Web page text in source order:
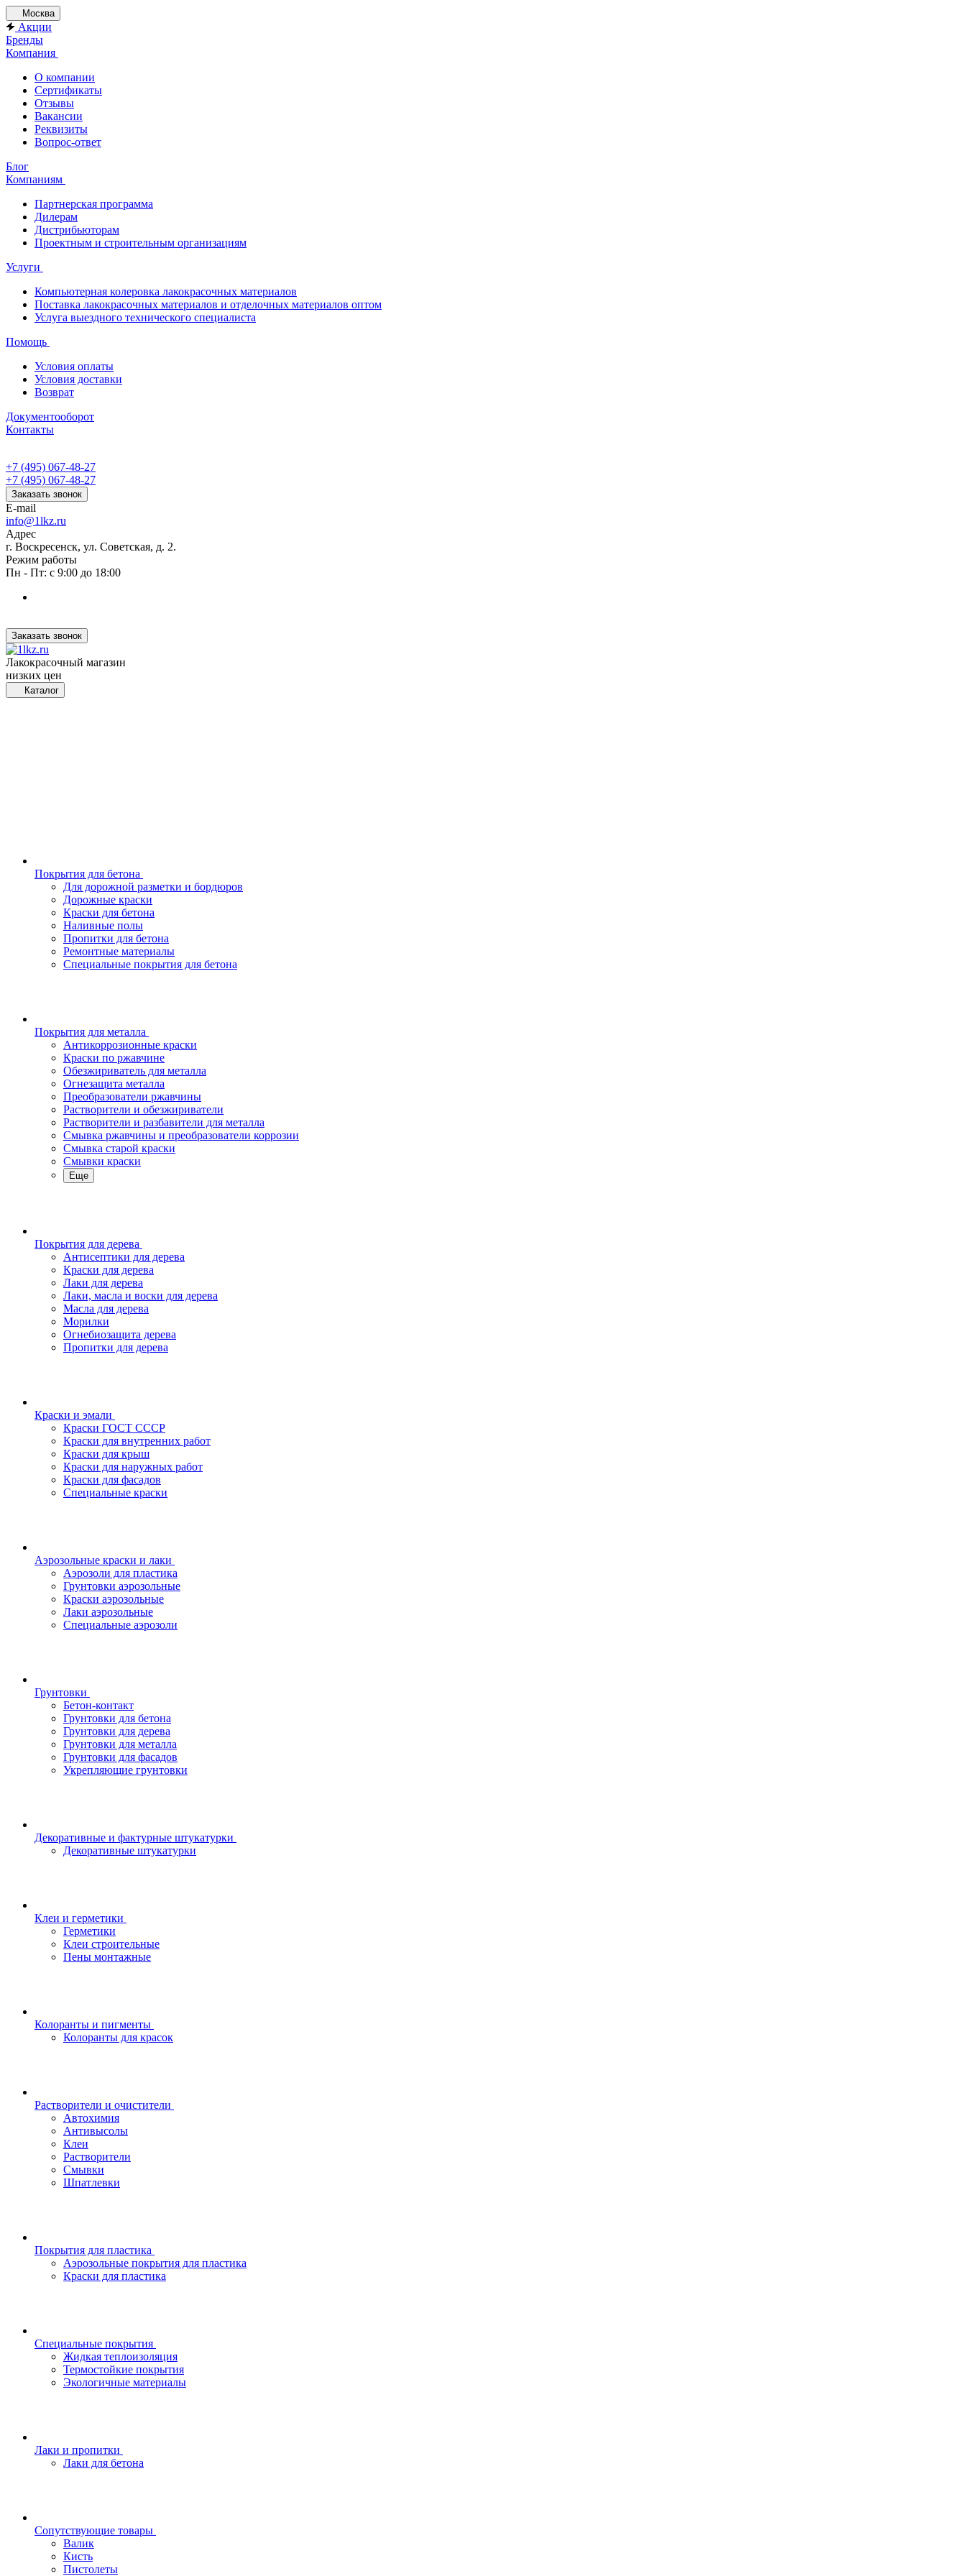
Москва
Акции
Бренды
Компания
О компании
Сертификаты
Отзывы
Вакансии
Реквизиты
Вопрос-ответ
Блог
Компаниям
Партнерская программа
Дилерам
Дистрибьюторам
Проектным и строительным организациям
Услуги
Компьютерная колеровка лакокрасочных материалов
Поставка лакокрасочных материалов и отделочных материалов оптом
Услуга выездного технического специалиста
Помощь
Условия оплаты
Условия доставки
Возврат
Документооборот
Контакты
+7 (495) 067-48-27
+7 (495) 067-48-27
Заказать звонок
E-mail
info@1lkz.ru
Адрес
г. Воскресенск, ул. Советская, д. 2.
Режим работы
Пн - Пт: с 9:00 до 18:00
Заказать звонок
Лакокрасочный магазин
низких цен
Каталог
Покрытия для бетона
Для дорожной разметки и бордюров
Дорожные краски
Краски для бетона
Наливные полы
Пропитки для бетона
Ремонтные материалы
Специальные покрытия для бетона
Покрытия для металла
Антикоррозионные краски
Краски по ржавчине
Обезжириватель для металла
Огнезащита металла
Преобразователи ржавчины
Растворители и обезжириватели
Растворители и разбавители для металла
Смывка ржавчины и преобразователи коррозии
Смывка старой краски
Смывки краски
Еще
Покрытия для дерева
Антисептики для дерева
Краски для дерева
Лаки для дерева
Лаки, масла и воски для дерева
Масла для дерева
Морилки
Огнебиозащита дерева
Пропитки для дерева
Краски и эмали
Краски ГОСТ СССР
Краски для внутренних работ
Краски для крыш
Краски для наружных работ
Краски для фасадов
Специальные краски
Аэрозольные краски и лаки
Аэрозоли для пластика
Грунтовки аэрозольные
Краски аэрозольные
Лаки аэрозольные
Специальные аэрозоли
Грунтовки
Бетон-контакт
Грунтовки для бетона
Грунтовки для дерева
Грунтовки для металла
Грунтовки для фасадов
Укрепляющие грунтовки
Декоративные и фактурные штукатурки
Декоративные штукатурки
Клеи и герметики
Герметики
Клеи строительные
Пены монтажные
Колоранты и пигменты
Колоранты для красок
Растворители и очистители
Автохимия
Антивысолы
Клеи
Растворители
Смывки
Шпатлевки
Покрытия для пластика
Аэрозольные покрытия для пластика
Краски для пластика
Специальные покрытия
Жидкая теплоизоляция
Термостойкие покрытия
Экологичные материалы
Лаки и пропитки
Лаки для бетона
Сопутствующие товары
Валик
Кисть
Пистолеты